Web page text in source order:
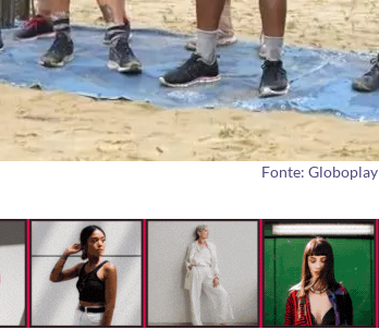
Fonte: Globoplay